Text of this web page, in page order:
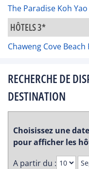
The Paradise Koh Yao
HÔTELS 3*
Chaweng Cove Beach
RECHERCHE DE
DESTINATION
Choisissez une
pour afficher les
A partir du :